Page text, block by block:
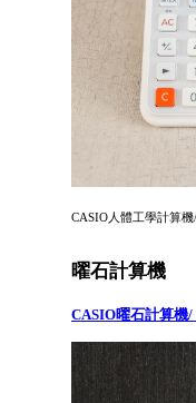
CASIO人體工學計算
曜石計算機
CASIO曜石計算機